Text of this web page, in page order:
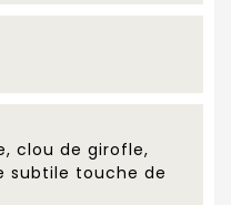
clou de girofle,
subtile touche de